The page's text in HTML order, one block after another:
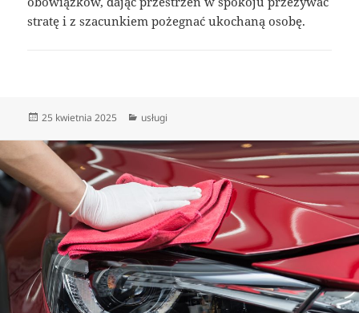
stratę i z szacunkiem pożegnać ukochaną osobę.
Data
25 kwietnia 2025 Kategorie
usługi